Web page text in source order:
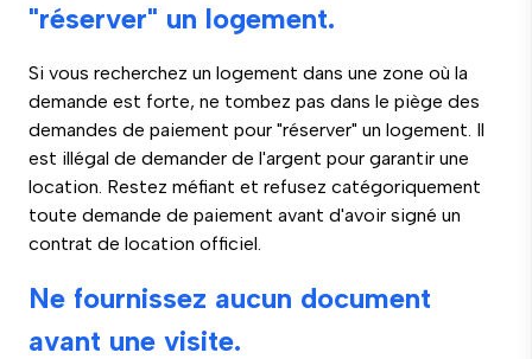
"réserver" un logement.
Si vous recherchez un logement dans une zone où la
demande est forte, ne tombez pas dans le piège des
demandes de paiement pour "réserver" un logement. Il
est illégal de demander de l'argent pour garantir une
location. Restez méfiant et refusez catégoriquement
toute demande de paiement avant d'avoir signé un
contrat de location officiel.
Ne fournissez aucun document
avant une visite.